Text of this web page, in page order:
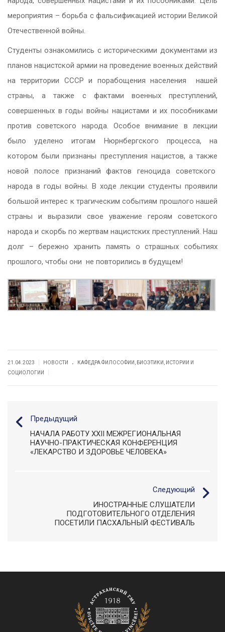
мероприятия – борьба с фальсификацией истории Великой
Отечественной войны.
Студенты ознакомились с историческими документами из
планов нацистской армии на проведение военных действий
на территории СССР и порабощения населения нашей
страны, а также с фактами военных преступлений,
совершенных в годы войны нацистами и их пособниками
против советского народа. Особое внимание в лекции
было уделено итогам Нюрнбергского процесса, на
котором были признаны преступления нацистов, а также
новой полосе признаний фактов геноцида советского
народа в годы войны. В ходе лекции студенты проявили
большой интерес к трагическим событиям прошлого нашей
страны и выразили свое уважение героям советского
народа и скорбь по жертвам нацистских преступлений. Наш
долг – бережно хранить память о страшных событиях
прошлого, чтобы они не повторились в будущем!
21.04.2023 НОВОСТИ .
КАФЕДРА ФИЛОСОФИИ, БИОЭТИКИ, ИСТОРИИ И
СОЦИОЛОГИИ
Предыдущий
НАЧАЛА РАБОТУ XXII МЕЖРЕГИОНАЛЬНАЯ
НАУЧНО-ПРАКТИЧЕСКАЯ КОНФЕРЕНЦИЯ
«ЛЕКАРСТВО И ЗДОРОВЬЕ ЧЕЛОВЕКА»
Следующий
ИНОСТРАННЫЕ СЛУШАТЕЛИ
ПОДГОТОВИТЕЛЬНОГО ОТДЕЛЕНИЯ
ПОСЕТИЛИ ПАСХАЛЬНЫЙ ФЕСТИВАЛЬ